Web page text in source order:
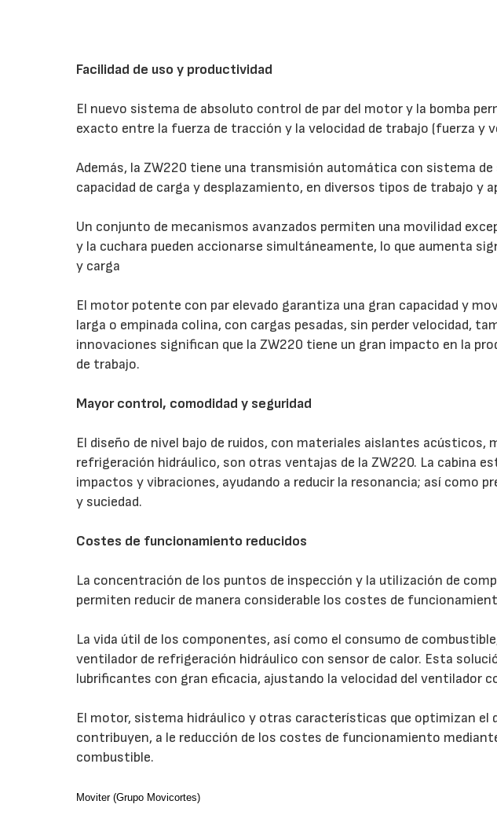
Facilidad de uso y productividad
El nuevo sistema de absoluto control de par del motor y la bomba
exacto entre la fuerza de tracción y la velocidad de trabajo (fuerza y
Además, la ZW220 tiene una transmisión automática con sistema de
capacidad de carga y desplazamiento, en diversos tipos de trabajo y
Un conjunto de mecanismos avanzados permiten una movilidad
y la cuchara pueden accionarse simultáneamente, lo que aumenta
y carga
El motor potente con par elevado garantiza una gran capacidad y
larga o empinada colina, con cargas pesadas, sin perder velocidad,
innovaciones significan que la ZW220 tiene un gran impacto en la
de trabajo.
Mayor control, comodidad y seguridad
El diseño de nivel bajo de ruidos, con materiales aislantes
refrigeración hidráulico, son otras ventajas de la ZW220. La cabina
impactos y vibraciones, ayudando a reducir la resonancia; así como
y suciedad.
Costes de funcionamiento reducidos
La concentración de los puntos de inspección y la utilización de
permiten reducir de manera considerable los costes de
La vida útil de los componentes, así como el consumo de
ventilador de refrigeración hidráulico con sensor de calor. Esta
lubrificantes con gran eficacia, ajustando la velocidad del ventilador
El motor, sistema hidráulico y otras características que optimizan el
contribuyen, a le reducción de los costes de funcionamiento
combustible.
Moviter (Grupo Movicortes)